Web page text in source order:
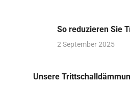
So reduzieren Sie
2 September 2025
Unsere